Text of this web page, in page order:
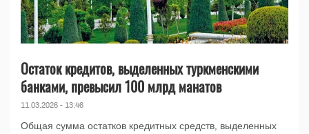
Остаток кредитов, выделенных туркменскими
банками, превысил 100 млрд манатов
11.03.2026 - 13:46
Общая сумма остатков кредитных средств, выделенных